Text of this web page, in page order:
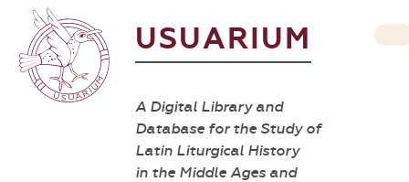
USUARIUM
A Digital Library and
Database for the Study of
Latin Liturgical History
in the Middle Ages and